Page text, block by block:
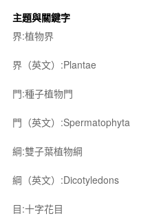
主題與關鍵字
界:植物界
界（英文）:Plantae
門:種子植物門
門（英文）:Spermatophyta
綱:雙子葉植物綱
綱（英文）:Dicotyledons
目:十字花目